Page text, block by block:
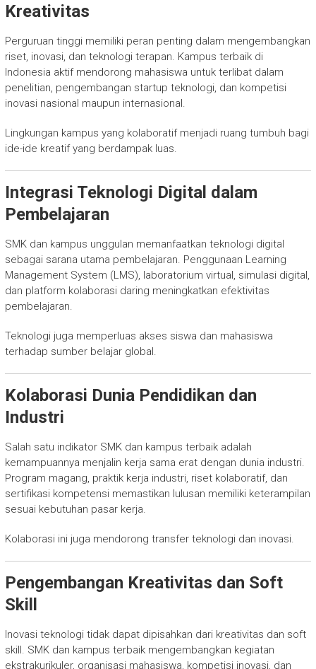
Kreativitas
Perguruan tinggi memiliki peran penting dalam mengembangkan
riset, inovasi, dan teknologi terapan. Kampus terbaik di
Indonesia aktif mendorong mahasiswa untuk terlibat dalam
penelitian, pengembangan startup teknologi, dan kompetisi
inovasi nasional maupun internasional.
Lingkungan kampus yang kolaboratif menjadi ruang tumbuh bagi
ide-ide kreatif yang berdampak luas.
Integrasi Teknologi Digital dalam
Pembelajaran
SMK dan kampus unggulan memanfaatkan teknologi digital
sebagai sarana utama pembelajaran. Penggunaan Learning
Management System (LMS), laboratorium virtual, simulasi digital,
dan platform kolaborasi daring meningkatkan efektivitas
pembelajaran.
Teknologi juga memperluas akses siswa dan mahasiswa
terhadap sumber belajar global.
Kolaborasi Dunia Pendidikan dan
Industri
Salah satu indikator SMK dan kampus terbaik adalah
kemampuannya menjalin kerja sama erat dengan dunia industri.
Program magang, praktik kerja industri, riset kolaboratif, dan
sertifikasi kompetensi memastikan lulusan memiliki keterampilan
sesuai kebutuhan pasar kerja.
Kolaborasi ini juga mendorong transfer teknologi dan inovasi.
Pengembangan Kreativitas dan Soft
Skill
Inovasi teknologi tidak dapat dipisahkan dari kreativitas dan soft
skill. SMK dan kampus terbaik mengembangkan kegiatan
ekstrakurikuler, organisasi mahasiswa, kompetisi inovasi, dan